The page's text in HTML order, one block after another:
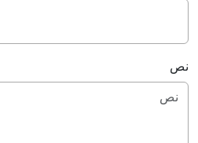
نص